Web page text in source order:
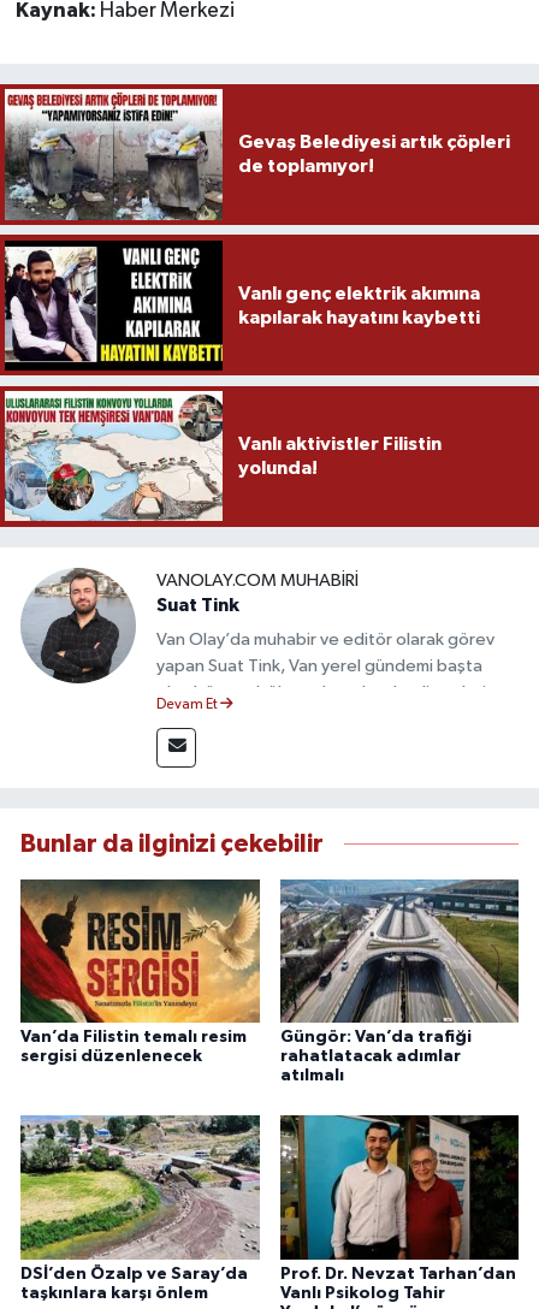
Kaynak: Haber Merkezi
Gevaş Belediyesi artık çöpleri
de toplamıyor!
Vanlı genç elektrik akımına
kapılarak hayatını kaybetti
Vanlı aktivistler Filistin
yolunda!
VANOLAY.COM MUHABIRI
Suat Tink
Van Olay’da muhabir ve editör olarak görev
yapan Suat Tink, Van yerel gündemi başta
olmak üzere bölgesel ve ulusal gelişmeleri
mezunu olan Tink, sahadan edindiği bilgilerle
doğruluk, tarafsızlık ve etik ilkeler
Devam Et
Bunlar da ilginizi çekebilir
Van’da Filistin temalı resim
sergisi düzenlenecek
Güngör: Van’da trafiği
rahatlatacak adımlar
atılmalı
DSİ’den Özalp ve Saray’da
taşkınlara karşı önlem
Prof. Dr. Nevzat Tarhan’dan
Vanlı Psikolog Tahir